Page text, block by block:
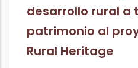
desarrollo rural a
patrimonio al
Rural Heritage